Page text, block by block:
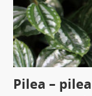
Pilea – pilea